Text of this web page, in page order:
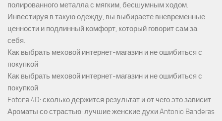
полированного металла с мягким, бесшумным ходом.
Инвестируя в такую одежду, вы выбираете вневременные
ценности и подлинный комфорт, который говорит сам за
себя.
Как выбрать меховой интернет-магазин и не ошибиться с
покупкой
Как выбрать меховой интернет-магазин и не ошибиться с
покупкой
Fotona 4D: сколько держится результат и от чего это зависит
Ароматы со страстью: лучшие женские духи Antonio Banderas